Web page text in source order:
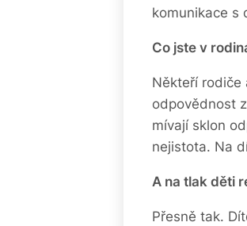
komunikace s
Co jste v
Někteří rodiče
odpovědnost
mívají sklon
nejistota. Na
A na tlak děti
Přesně tak.